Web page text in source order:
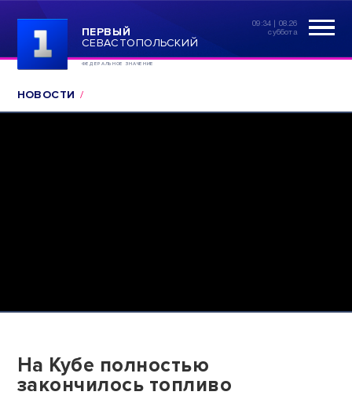
ПЕРВЫЙ
СЕВАСТОПОЛЬСКИЙ
ФЕДЕРАЛЬНОЕ ЗНАЧЕНИЕ
09:34 | 08.26
суббота
НОВОСТИ
На Кубе полностью
закончилось топливо